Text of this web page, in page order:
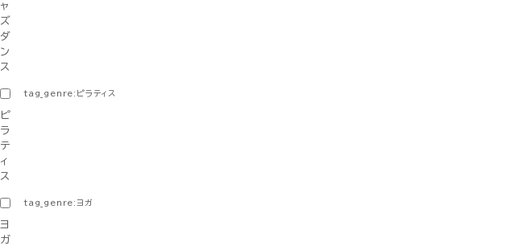
ャ
ズ
ダ
ン
ス
tag_genre:ピラティス
ピ
ラ
テ
ィ
ス
tag_genre:ヨガ
ヨ
ガ